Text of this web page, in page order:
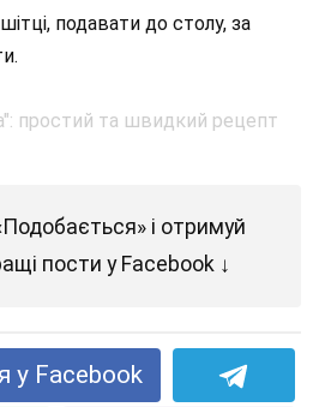
подавати до столу, за
і отримуй
пости у Facebook ↓
у Facebook